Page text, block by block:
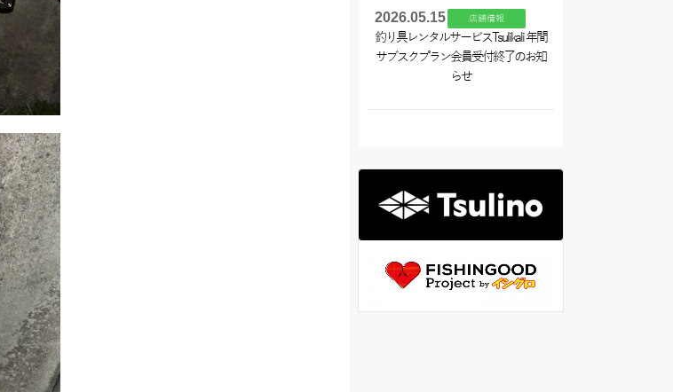
2026.05.15 店舗情報
釣り具レンタルサービスTsulikali 年間
サブスクプラン会員受付終了のお知
らせ